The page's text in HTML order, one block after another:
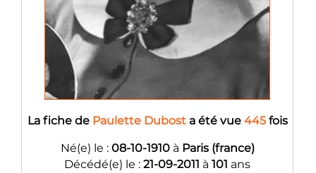
La fiche de Paulette Dubosta été vue 445fois
Né(e) le : 08-10-1910à Paris (france)
Décédé(e) le : 21-09-2011 à 101 ans